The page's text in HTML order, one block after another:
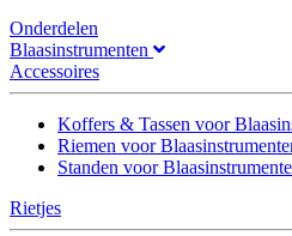
Onderdelen
Blaasinstrumenten
Accessoires
Koffers & Tassen voor
Riemen voor
Standen voor
Rietjes